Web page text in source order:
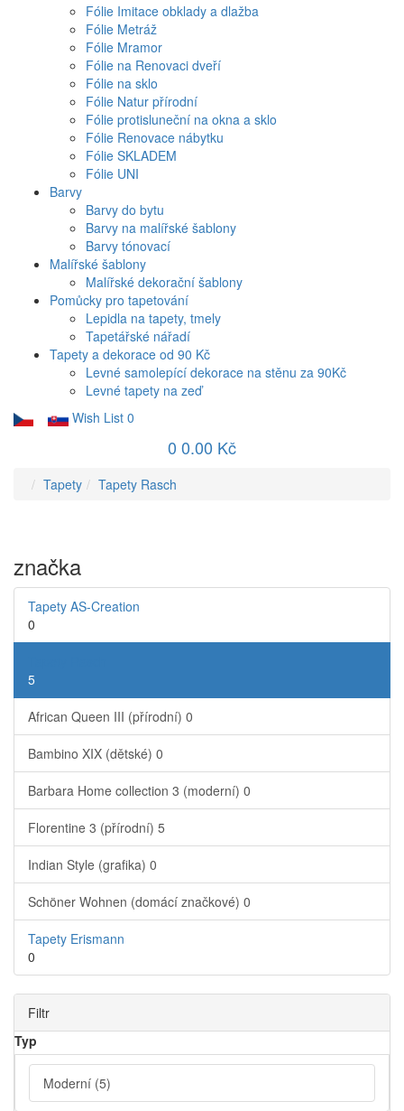
Fólie Imitace obklady a dlažba
Fólie Metráž
Fólie Mramor
Fólie na Renovaci dveří
Fólie na sklo
Fólie Natur přírodní
Fólie protisluneční na okna a sklo
Fólie Renovace nábytku
Fólie SKLADEM
Fólie UNI
Barvy
Barvy do bytu
Barvy na malířské šablony
Barvy tónovací
Malířské šablony
Malířské dekorační šablony
Pomůcky pro tapetování
Lepidla na tapety, tmely
Tapetářské nářadí
Tapety a dekorace od 90 Kč
Levné samolepící dekorace na stěnu za 90Kč
Levné tapety na zeď
Wish List 0
0 0.00 Kč
Tapety Tapety Rasch
značka
Tapety AS-Creation
0
5
African Queen III (přírodní) 0
Bambino XIX (dětské) 0
Barbara Home collection 3 (moderní) 0
Florentine 3 (přírodní) 5
Indian Style (grafika) 0
Schöner Wohnen (domácí značkové) 0
Tapety Erismann
0
Filtr
Typ
Moderní (5)